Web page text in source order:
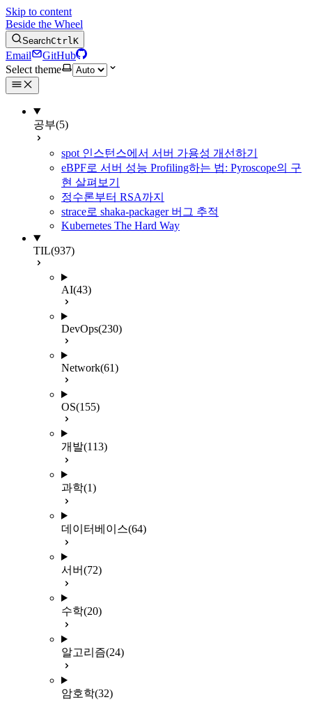
Skip to content
Beside the Wheel
SearchCtrlK
Email
GitHub
Select theme
공부(5)
spot 인스턴스에서 서버 가용성 개선하기
eBPF로 서버 성능 Profiling하는 법: Pyroscope의 구
현 살펴보기
정수론부터 RSA까지
strace로 shaka-packager 버그 추적
Kubernetes The Hard Way
TIL(937)
AI(43)
DevOps(230)
Network(61)
OS(155)
개발(113)
과학(1)
데이터베이스(64)
서버(72)
수학(20)
알고리즘(24)
암호학(32)